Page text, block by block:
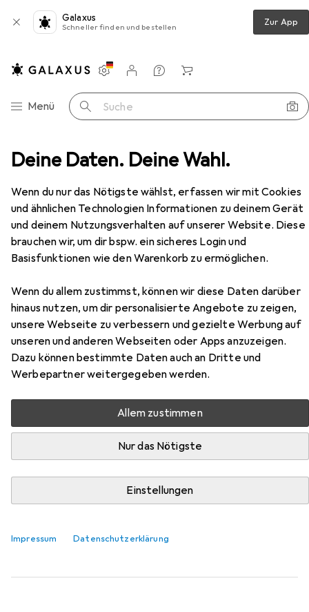
Deine Daten. Deine Wahl.
Wenn du nur das Nötigste wählst, erfassen wir mit Cookies
und ähnlichen Technologien Informationen zu deinem Gerät
und deinem Nutzungsverhalten auf unserer Website. Diese
brauchen wir, um dir bspw. ein sicheres Login und
Basisfunktionen wie den Warenkorb zu ermöglichen.
Wenn du allem zustimmst, können wir diese Daten darüber
hinaus nutzen, um dir personalisierte Angebote zu zeigen,
unsere Webseite zu verbessern und gezielte Werbung auf
unseren und anderen Webseiten oder Apps anzuzeigen.
Dazu können bestimmte Daten auch an Dritte und
Werbepartner weitergegeben werden.
Allem zustimmen
Nur das Nötigste
Einstellungen
Impressum Datenschutzerklärung
Galaxus
Schneller finden und bestellen Zur App
Navigation nach Kategorien
Menü Suche
Einstellungen
Kundenkonto
Vergleichslisten
Merklisten
Warenkorb
RC Auto Arrma Muscle Car Felony 6SBLX ARTR
Arrma Muscle Car Felony 6SBLX ARTR
Zubehör für Arrma Muscle Car
Felony 6SBLX ARTR
Hier findest du passendes Zubehör zum Produkt Arrma
Muscle Car Felony 6SBLX ARTR aus der Kategorie
Batterien + Akkus.
Relevanz
Produktliste
MENGENRABATT
Batterien + Akkus
1Stk.